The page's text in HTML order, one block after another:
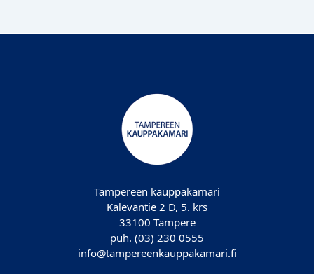
Tampereen kauppakamari
Kalevantie 2 D, 5. krs
33100 Tampere
puh. (03) 230 0555
info@tampereenkauppakamari.fi